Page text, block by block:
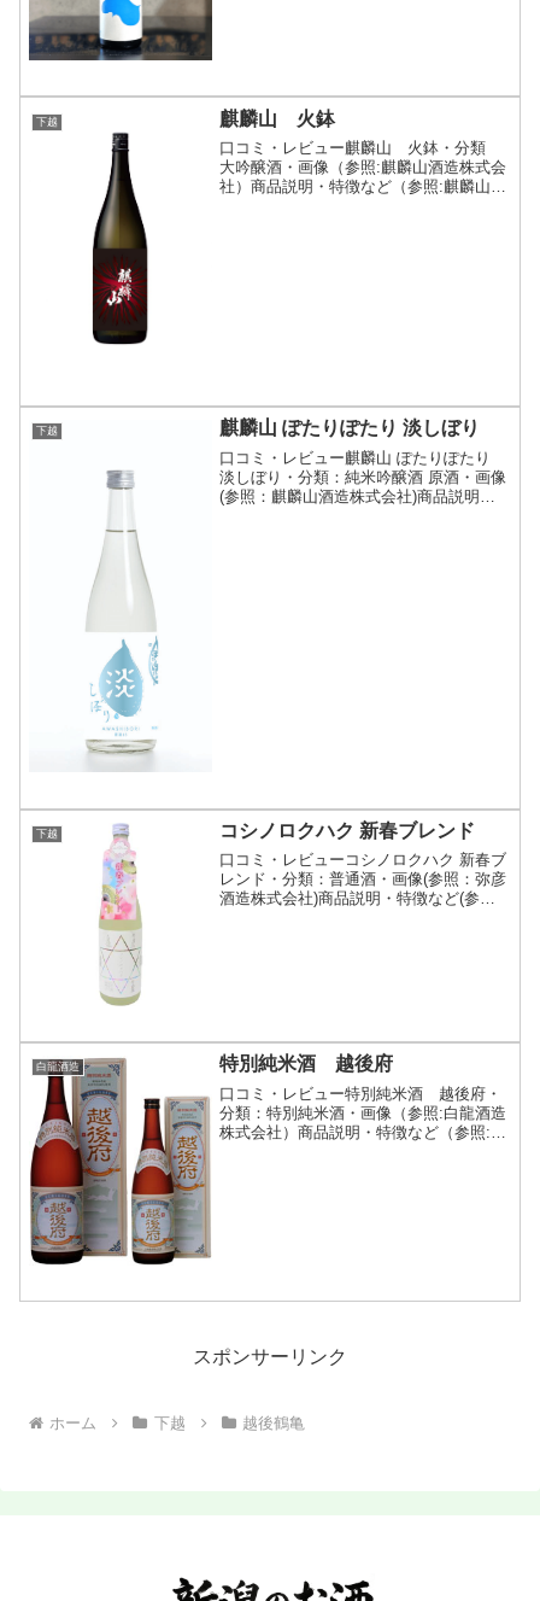
下越 麒麟山 火鉢
口コミ・レビュー麒麟山 火鉢・分類
大吟醸酒・画像（参照:麒麟山酒造株式会
社）商品説明・特徴など（参照:麒麟山酒
下越 麒麟山 ぽたりぽたり 淡しぼり
口コミ・レビュー麒麟山 ぽたりぽたり
淡しぼり・分類：純米吟醸酒 原酒・画像
(参照：麒麟山酒造株式会社)商品説明・
下越 コシノロクハク 新春ブレンド
口コミ・レビューコシノロクハク 新春ブ
レンド・分類：普通酒・画像(参照：弥彦
酒造株式会社)商品説明・特徴など(参
白龍酒造 特別純米酒 越後府
口コミ・レビュー特別純米酒 越後府・
分類：特別純米酒・画像（参照:白龍酒造
株式会社）商品説明・特徴など（参照:白
スポンサーリンク
ホーム 下越 越後鶴亀